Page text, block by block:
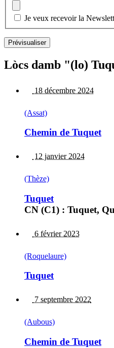
Je veux recevoir la
Lòcs damb "(lo)
18 décembre 2024
(Assat)
Chemin de Tuquet
12 janvier 2024
(Thèze)
Tuquet
CN (C1) : Tuquet,
6 février 2023
(Roquelaure)
Tuquet
7 septembre 2022
(Aubous)
Chemin de Tuquet